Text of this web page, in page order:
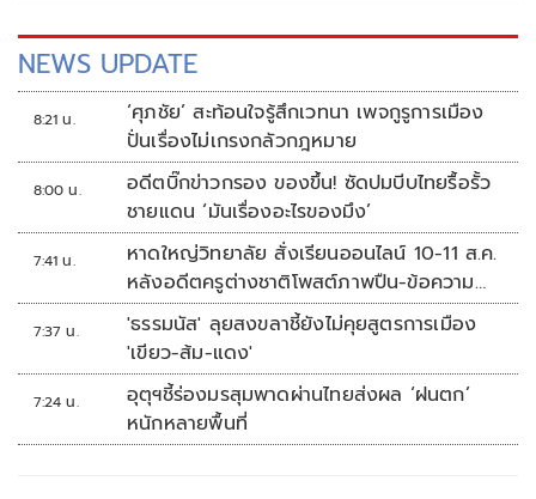
NEWS UPDATE
8:21 น.
‘ศุภชัย’ สะท้อนใจรู้สึกเวทนา เพจกูรูการเมือง
ปั่นเรื่องไม่เกรงกลัวกฎหมาย
8:00 น.
อดีตบิ๊กข่าวกรอง ของขึ้น! ซัดปมบีบไทยรื้อรั้ว
ชายแดน ‘มันเรื่องอะไรของมึง’
7:41 น.
หาดใหญ่วิทยาลัย สั่งเรียนออนไลน์ 10-11 ส.ค.
หลังอดีตครูต่างชาติโพสต์ภาพปืน-ข้อความ
ข่มขู่
7:37 น.
'ธรรมนัส' ลุยสงขลาชี้ยังไม่คุยสูตรการเมือง
'เขียว-ส้ม-แดง'
7:24 น.
อุตุฯชี้ร่องมรสุมพาดผ่านไทยส่งผล ‘ฝนตก’
หนักหลายพื้นที่